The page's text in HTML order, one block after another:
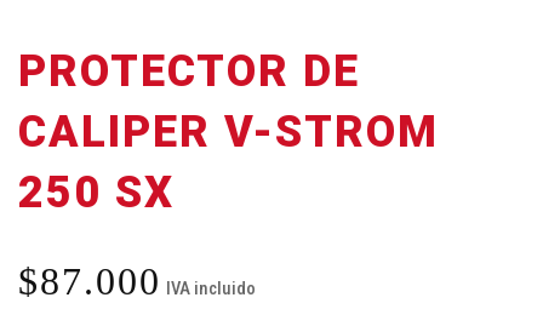
PROTECTOR DE
CALIPER V-STROM
250 SX
$87.000 IVA incluido